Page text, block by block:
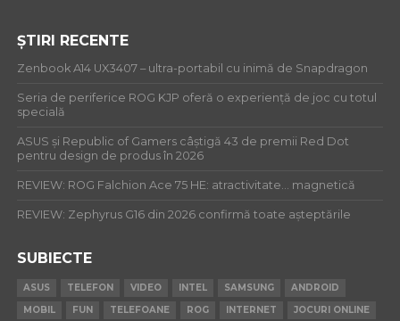
ȘTIRI RECENTE
Zenbook A14 UX3407 – ultra-portabil cu inimă de Snapdragon
Seria de periferice ROG KJP oferă o experiență de joc cu totul
specială
ASUS și Republic of Gamers câștigă 43 de premii Red Dot
pentru design de produs în 2026
REVIEW: ROG Falchion Ace 75 HE: atractivitate… magnetică
REVIEW: Zephyrus G16 din 2026 confirmă toate așteptările
SUBIECTE
ASUS TELEFON VIDEO INTEL SAMSUNG
ANDROID
MOBIL
FUN TELEFOANE ROG INTERNET JOCURI ONLINE